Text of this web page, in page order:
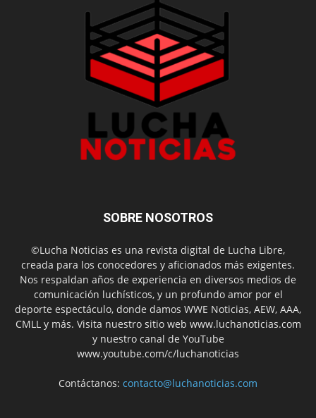
SOBRE NOSOTROS
©Lucha Noticias es una revista digital de Lucha Libre,
creada para los conocedores y aficionados más exigentes.
Nos respaldan años de experiencia en diversos medios de
comunicación luchísticos, y un profundo amor por el
deporte espectáculo, donde damos WWE Noticias, AEW, AAA,
CMLL y más. Visita nuestro sitio web www.luchanoticias.com
y nuestro canal de YouTube
www.youtube.com/c/luchanoticias
Contáctanos: contacto@luchanoticias.com